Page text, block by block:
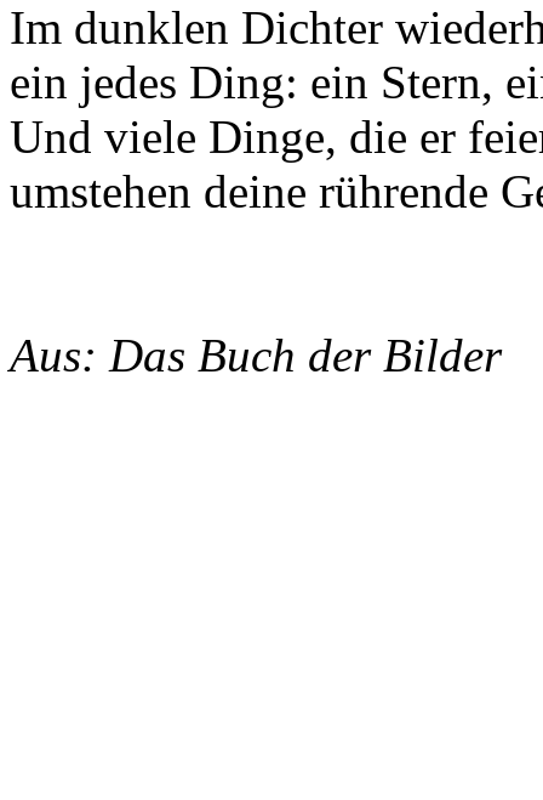
Im dunklen Dichter
ein jedes Ding: ein Stern,
Und viele Dinge, die er
umstehen deine rührende
Aus: Das Buch der Bilder